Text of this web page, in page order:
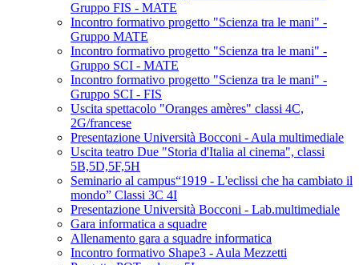
Gruppo FIS - MATE
Incontro formativo progetto "Scienza tra le mani" -
Gruppo MATE
Incontro formativo progetto "Scienza tra le mani" -
Gruppo SCI - MATE
Incontro formativo progetto "Scienza tra le mani" -
Gruppo SCI - FIS
Uscita spettacolo "Oranges amères" classi 4C,
2G/francese
Presentazione Università Bocconi - Aula multimediale
Uscita teatro Due "Storia d'Italia al cinema", classi
5B,5D,5F,5H
Seminario al campus“1919 - L'eclissi che ha cambiato il
mondo” Classi 3C 4I
Presentazione Università Bocconi - Lab.multimediale
Gara informatica a squadre
Allenamento gara a squadre informatica
Incontro formativo Shape3 - Aula Mezzetti